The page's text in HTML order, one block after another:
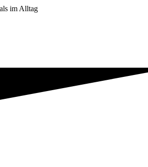
im Alltag